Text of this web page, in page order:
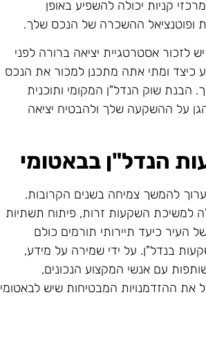
קניות יכולה להשפיע באופן
ופוטנציאל ההשכרה של הנכס שלך.
לזכור אסטרטגיית יציאה ברורה לפני
ומתי אתה מתכנן למכור את הנכס
הבנת שוק הנדל"ן המקומי ותוכנית
על ההשקעה שלך ולהבטיח יציאה
הנדל"ן בבאטומי
להמשך צמיחה בשנים הקרובות.
למשיכת השקעות זרות, פיתוח תשתיות
העיר כיעד תיירותי תורמים כולם
בנדל"ן. על ידי שמירה על מידע,
עם אנשי המקצוע הנכונים,
את ההזדמנויות המבטיחות שיש לבאטומי